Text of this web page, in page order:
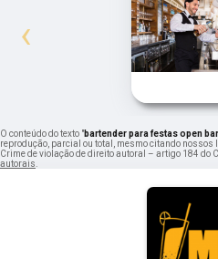
‹
O conteúdo do texto "bartender para festas open
reprodução, parcial ou total, mesmo citando
Crime de violação de direito autoral – artigo 184 do
autorais